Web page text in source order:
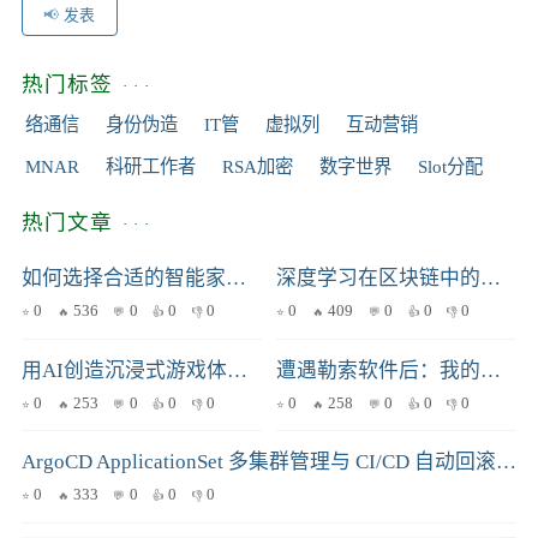
发表
热门标签
络通信 身份伪造 IT管 虚拟列 互动营销
MNAR 科研工作者 RSA加密 数字世界 Slot分配
热门文章
如何选择合适的智能家居协议？Zigbee 和 Wi-Fi 的优缺点深度解析
0 536 0 0 0
深度学习在区块链中的应用：解锁去中心化的新可能性
0 409 0 0 0
用AI创造沉浸式游戏体验：场景与情感驱动的动态音乐生成
0 253 0 0 0
遭遇勒索软件后：我的数据恢复与系统重建全记录
0 258 0 0 0
ArgoCD ApplicationSet 多集群管理与 CI/CD 自动回滚实战指南
0 333 0 0 0